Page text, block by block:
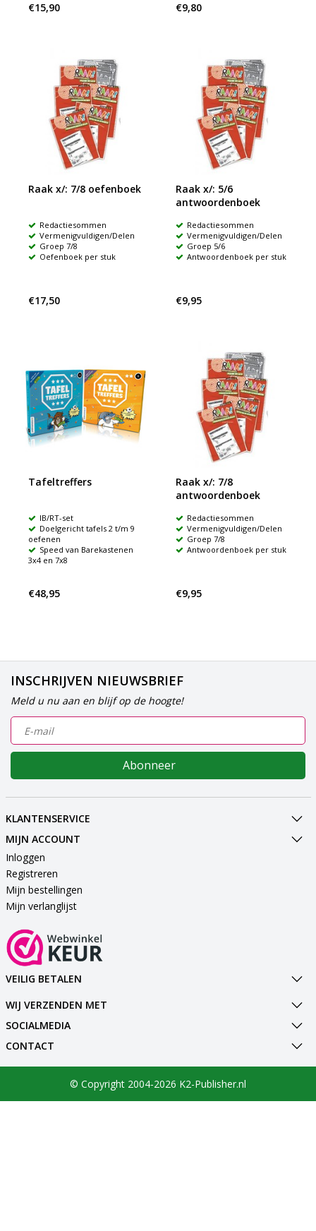
€15,90 €9,80
Raak x/: 7/8 oefenboek
Redactiesommen
Vermenigvuldigen/Delen
Groep 7/8
Oefenboek per stuk
€17,50
Raak x/: 5/6
antwoordenboek
Redactiesommen
Vermenigvuldigen/Delen
Groep 5/6
Antwoordenboek per stuk
€9,95
Tafeltreffers
IB/RT-set
Doelgericht tafels 2 t/m 9
oefenen
Speed van Barekastenen
3x4 en 7x8
€48,95
Raak x/: 7/8
antwoordenboek
Redactiesommen
Vermenigvuldigen/Delen
Groep 7/8
Antwoordenboek per stuk
€9,95
INSCHRIJVEN NIEUWSBRIEF
Meld u nu aan en blijf op de hoogte!
Abonneer
KLANTENSERVICE
MIJN ACCOUNT
Inloggen
Registreren
Mijn bestellingen
Mijn verlanglijst
VEILIG BETALEN
WIJ VERZENDEN MET
SOCIALMEDIA
CONTACT
© Copyright 2004-2026 K2-Publisher.nl